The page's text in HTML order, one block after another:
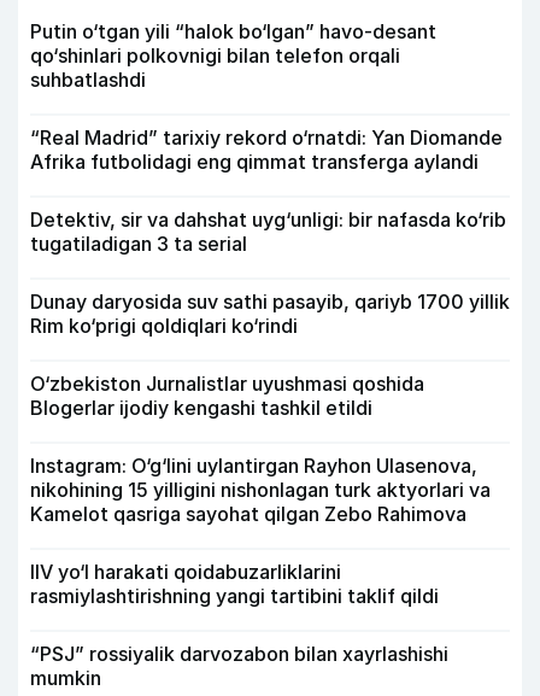
Putin o‘tgan yili “halok bo‘lgan” havo-desant
qo‘shinlari polkovnigi bilan telefon orqali
suhbatlashdi
“Real Madrid” tarixiy rekord o‘rnatdi: Yan Diomande
Afrika futbolidagi eng qimmat transferga aylandi
Detektiv, sir va dahshat uyg‘unligi: bir nafasda ko‘rib
tugatiladigan 3 ta serial
Dunay daryosida suv sathi pasayib, qariyb 1700 yillik
Rim ko‘prigi qoldiqlari ko‘rindi
O‘zbekiston Jurnalistlar uyushmasi qoshida
Blogerlar ijodiy kengashi tashkil etildi
Instagram: O‘g‘lini uylantirgan Rayhon Ulasenova,
nikohining 15 yilligini nishonlagan turk aktyorlari va
Kamelot qasriga sayohat qilgan Zebo Rahimova
IIV yo‘l harakati qoidabuzarliklarini
rasmiylashtirishning yangi tartibini taklif qildi
“PSJ” rossiyalik darvozabon bilan xayrlashishi
mumkin